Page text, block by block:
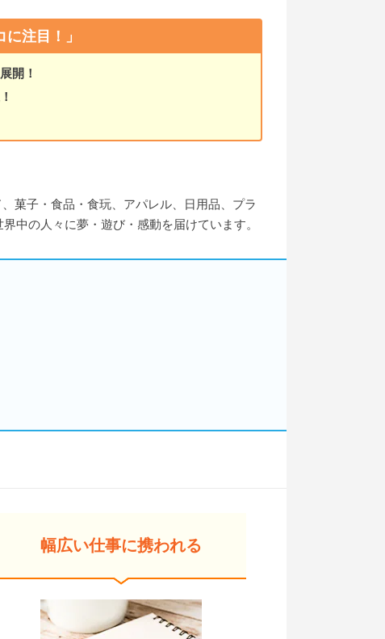
に注目！」
開！
菓子・食品・食玩、アパレル、日用品、プラ
中の人々に夢・遊び・感動を届けています。
幅広い仕事に携われる